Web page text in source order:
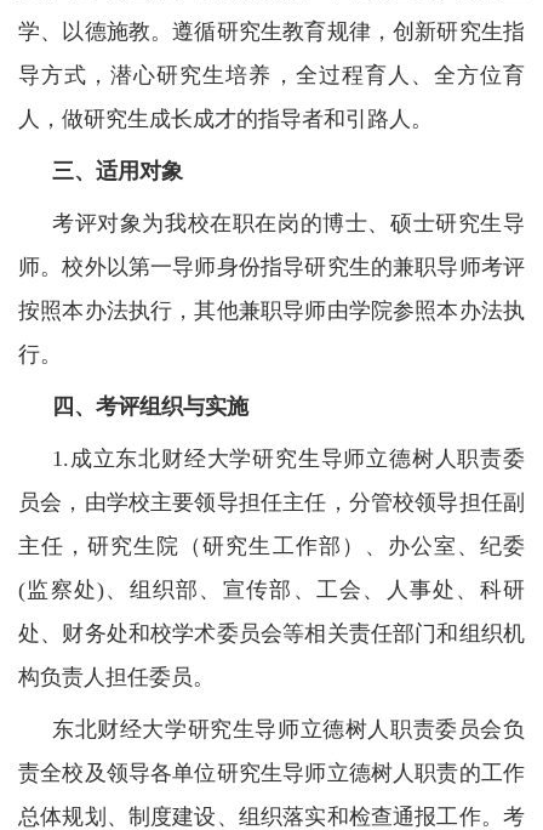
学、以德施教。遵循研究生教育规律，创新研究生指
导方式，潜心研究生培养，全过程育人、全方位育
人，做研究生成长成才的指导者和引路人。
三、适用对象
考评对象为我校在职在岗的博士、硕士研究生导
师。校外以第一导师身份指导研究生的兼职导师考评
按照本办法执行，其他兼职导师由学院参照本办法执
行。
四、考评组织与实施
1.成立东北财经大学研究生导师立德树人职责委
员会，由学校主要领导担任主任，分管校领导担任副
主任，研究生院（研究生工作部）、办公室、纪委
(监察处)、组织部、宣传部、工会、人事处、科研
处、财务处和校学术委员会等相关责任部门和组织机
构负责人担任委员。
东北财经大学研究生导师立德树人职责委员会负
责全校及领导各单位研究生导师立德树人职责的工作
总体规划、制度建设、组织落实和检查通报工作。考